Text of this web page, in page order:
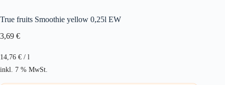
True fruits Smoothie yellow 0,25l EW
3,69 €
14,76 € / l
inkl. 7 % MwSt.